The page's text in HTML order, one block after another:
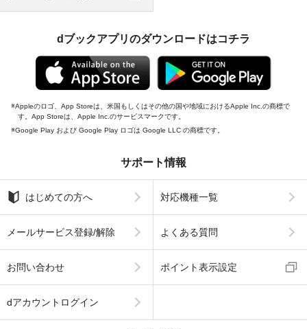
dブックアプリのダウンロードはコチラ
Appleのロゴ、App Storeは、米国もしくはその他の国や地域におけるApple Inc.の商標で
す。App Storeは、Apple Inc.のサービスマークです。
Google Play および Google Play ロゴは Google LLC の商標です。
サポート情報
はじめての方へ 対応機種一覧
メールサービス登録/解除 よくある質問
お問い合わせ ポイント表示設定
dアカウントログイン